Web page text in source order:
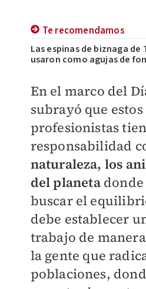
Te recomendamos
Las espinas de biznaga de
usaron como agujas de
En el marco del
subrayó que estos
profesionistas
responsabilidad
naturaleza, los
del planetadonde
buscar el
debe establecer
trabajo de
la gente que
poblaciones,